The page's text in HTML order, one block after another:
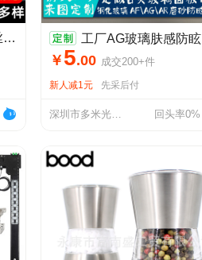
PVC包塑铁丝厂家镀锌铁丝包胶铁丝果苗固定铁丝 工厂AG玻璃肤感防眩钢化玻璃智能电子视窗显示屏玻璃丝印防指纹
￥ 5.00 成交200+件
新人减1元 先采后付
深圳市多米光学玻璃制品有限公司 回头率0%